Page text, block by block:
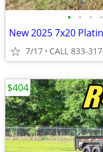
• • • •
New 2025 7x20
7/17 CALL 833-
$404